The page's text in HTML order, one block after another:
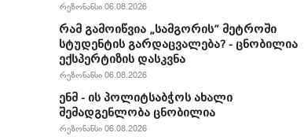
რეზონანსი 06.08.2026
რამ გამოიწვია „სამგორის” მეტროში
სტუდენტის გარდაცვალება? - ცნობილია
ექსპერტიზის დასკვნა
რეზონანსი 06.08.2026
ენმ - ის პოლიტსაბჭოს ახალი
შემადგენლობა ცნობილია
რეზონანსი 06.08.2026